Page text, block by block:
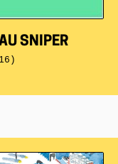
SNIPER